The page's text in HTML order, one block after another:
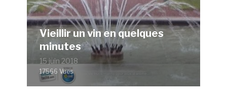
Vieillir un vin en quelques
minutes
15 juin 2018
17566 Vues